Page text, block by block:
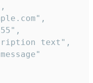
text",